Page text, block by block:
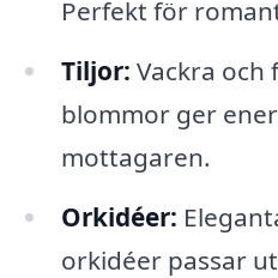
Perfekt för
Tiljor: Vackra och
blommor ger
mottagaren.
Orkidéer:
orkidéer passar